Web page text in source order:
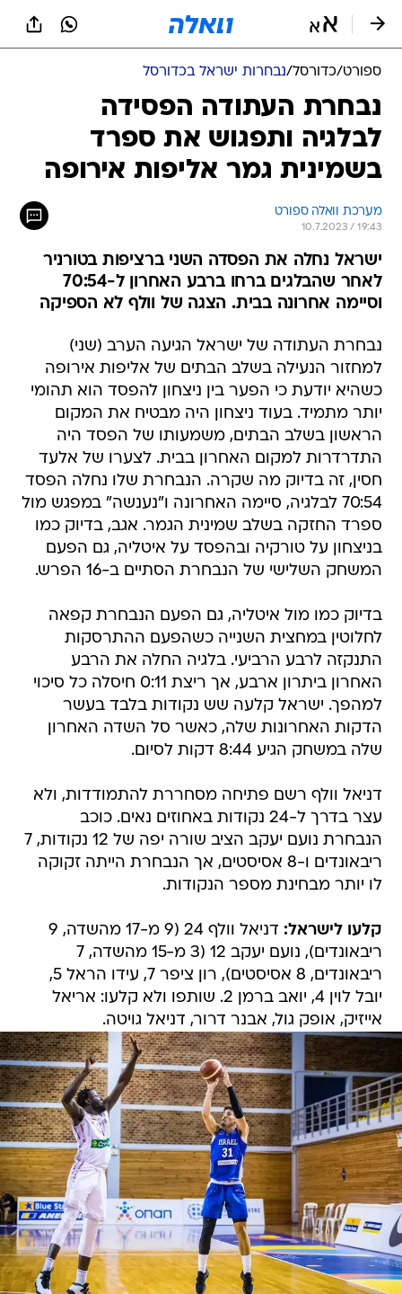
ספורט/כדורסל/נבחרות ישראל בכדורסל
נבחרת העתודה הפסידה
לבלגיה ותפגוש את ספרד
בשמינית גמר אליפות אירופה
מערכת וואלה ספורט
10.7.2023 / 19:43
ישראל נחלה את הפסדה השני ברציפות בטורניר
לאחר שהבלגים ברחו ברבע האחרון ל-70:54
וסיימה אחרונה בבית. הצגה של וולף לא הספיקה
נבחרת העתודה של ישראל הגיעה הערב (שני)
למחזור הנעילה בשלב הבתים של אליפות אירופה
כשהיא יודעת כי הפער בין ניצחון להפסד הוא תהומי
יותר מתמיד. בעוד ניצחון היה מבטיח את המקום
הראשון בשלב הבתים, משמעותו של הפסד היה
התדרדרות למקום האחרון בבית. לצערו של אלעד
חסין, זה בדיוק מה שקרה. הנבחרת שלו נחלה הפסד
70:54 לבלגיה, סיימה האחרונה ו"נענשה" במפגש מול
ספרד החזקה בשלב שמינית הגמר. אגב, בדיוק כמו
בניצחון על טורקיה ובהפסד על איטליה, גם הפעם
המשחק השלישי של הנבחרת הסתיים ב-16 הפרש.
בדיוק כמו מול איטליה, גם הפעם הנבחרת קפאה
לחלוטין במחצית השנייה כשהפעם ההתרסקות
התנקזה לרבע הרביעי. בלגיה החלה את הרבע
האחרון ביתרון ארבע, אך ריצת 0:11 חיסלה כל סיכוי
למהפך. ישראל קלעה שש נקודות בלבד בעשר
הדקות האחרונות שלה, כאשר סל השדה האחרון
שלה במשחק הגיע 8:44 דקות לסיום.
דניאל וולף רשם פתיחה מסחררת להתמודדות, ולא
עצר בדרך ל-24 נקודות באחוזים נאים. כוכב
הנבחרת נועם יעקב הציב שורה יפה של 12 נקודות, 7
ריבאונדים ו-8 אסיסטים, אך הנבחרת הייתה זקוקה
לו יותר מבחינת מספר הנקודות.
קלעו לישראל:
דניאל וולף 24 (9 מ-17 מהשדה, 9
ריבאונדים), נועם יעקב 12 (3 מ-15 מהשדה, 7
ריבאונדים, 8 אסיסטים), רון ציפר 7, עידו הראל 5,
יובל לוין 4, יואב ברמן 2. שותפו ולא קלעו: אריאל
אייזיק, אופק גול, אבנר דרור, דניאל גויטה.